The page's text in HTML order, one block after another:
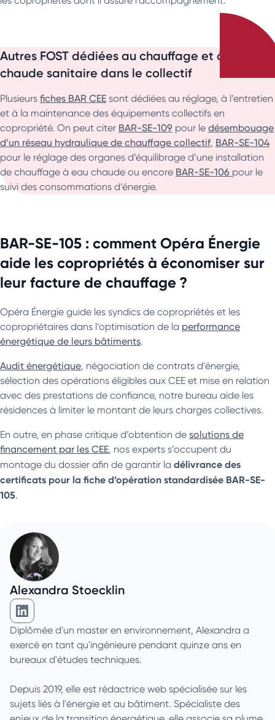
Autres FOST dédiées au chauffage et à l’eau
chaude sanitaire dans le collectif
Plusieurs fiches BAR CEE sont dédiées au réglage, à l’entretien
et à la maintenance des équipements collectifs en
copropriété. On peut citer BAR-SE-109 pour le désembouage
d’un réseau hydraulique de chauffage collectif, BAR-SE-104
pour le réglage des organes d’équilibrage d’une installation
de chauffage à eau chaude ou encore BAR-SE-106 pour le
suivi des consommations d’énergie.
BAR-SE-105 : comment Opéra Énergie
aide les copropriétés à économiser sur
leur facture de chauffage ?
Opéra Énergie guide les syndics de copropriétés et les
copropriétaires dans l’optimisation de la performance
énergétique de leurs bâtiments.
Audit énergétique, négociation de contrats d’énergie,
sélection des opérations éligibles aux CEE et mise en relation
avec des prestations de confiance, notre bureau aide les
résidences à limiter le montant de leurs charges collectives.
En outre, en phase critique d’obtention de solutions de
financement par les CEE, nos experts s’occupent du
montage du dossier afin de garantir la délivrance des
certificats pour la fiche d’opération standardisée BAR-SE-
105.
Alexandra Stoecklin
Alexandra Stoecklin sur Linkedin
Diplômée d'un master en environnement, Alexandra a
exercé en tant qu'ingénieure pendant quinze ans en
bureaux d'études techniques.
Depuis 2019, elle est rédactrice web spécialisée sur les
sujets liés à l'énergie et au bâtiment. Spécialiste des